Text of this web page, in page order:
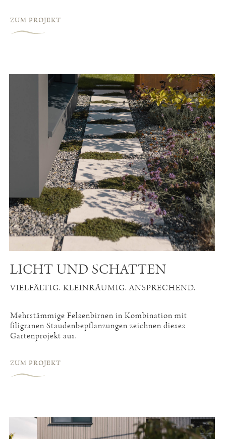
ZUM PROJEKT
LICHT UND SCHATTEN
VIELFÄLTIG. KLEINRÄUMIG. ANSPRECHEND.
Mehrstämmige Felsenbirnen in Kombination mit
filigranen Staudenbepflanzungen zeichnen dieses
Gartenprojekt aus.
ZUM PROJEKT